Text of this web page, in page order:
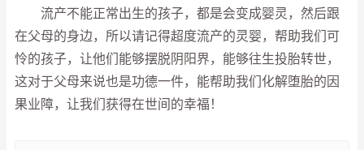
流产不能正常出生的孩子，都是会变成婴灵，然后跟
在父母的身边，所以请记得超度流产的灵婴，帮助我们可
怜的孩子，让他们能够摆脱阴阳界，能够往生投胎转世，
这对于父母来说也是功德一件，能帮助我们化解堕胎的因
果业障，让我们获得在世间的幸福！